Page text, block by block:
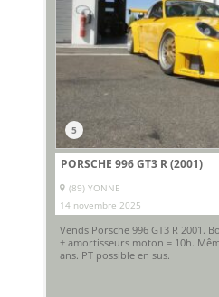
5
PORSCHE 996 GT3 R (2001)
(89) YONNE
14 novembre 2025
Vends Porsche 996 GT3 R 2001.
+ amortisseurs moton = 10h.
ans. PT possible en sus.